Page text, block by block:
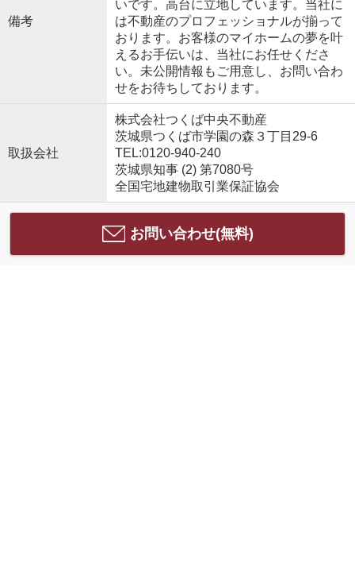
備考
いです。高台に立地しています。当社に
は不動産のプロフェッショナルが揃って
おります。お客様のマイホームの夢を叶
えるお手伝いは、当社にお任せくださ
い。未公開情報もご用意し、お問い合わ
せをお待ちしております。
取扱会社
株式会社つくば中央不動産
茨城県つくば市学園の森３丁目29-6
TEL:0120-940-240
茨城県知事 (2) 第7080号
全国宅地建物取引業保証協会
お問い合わせ(無料)